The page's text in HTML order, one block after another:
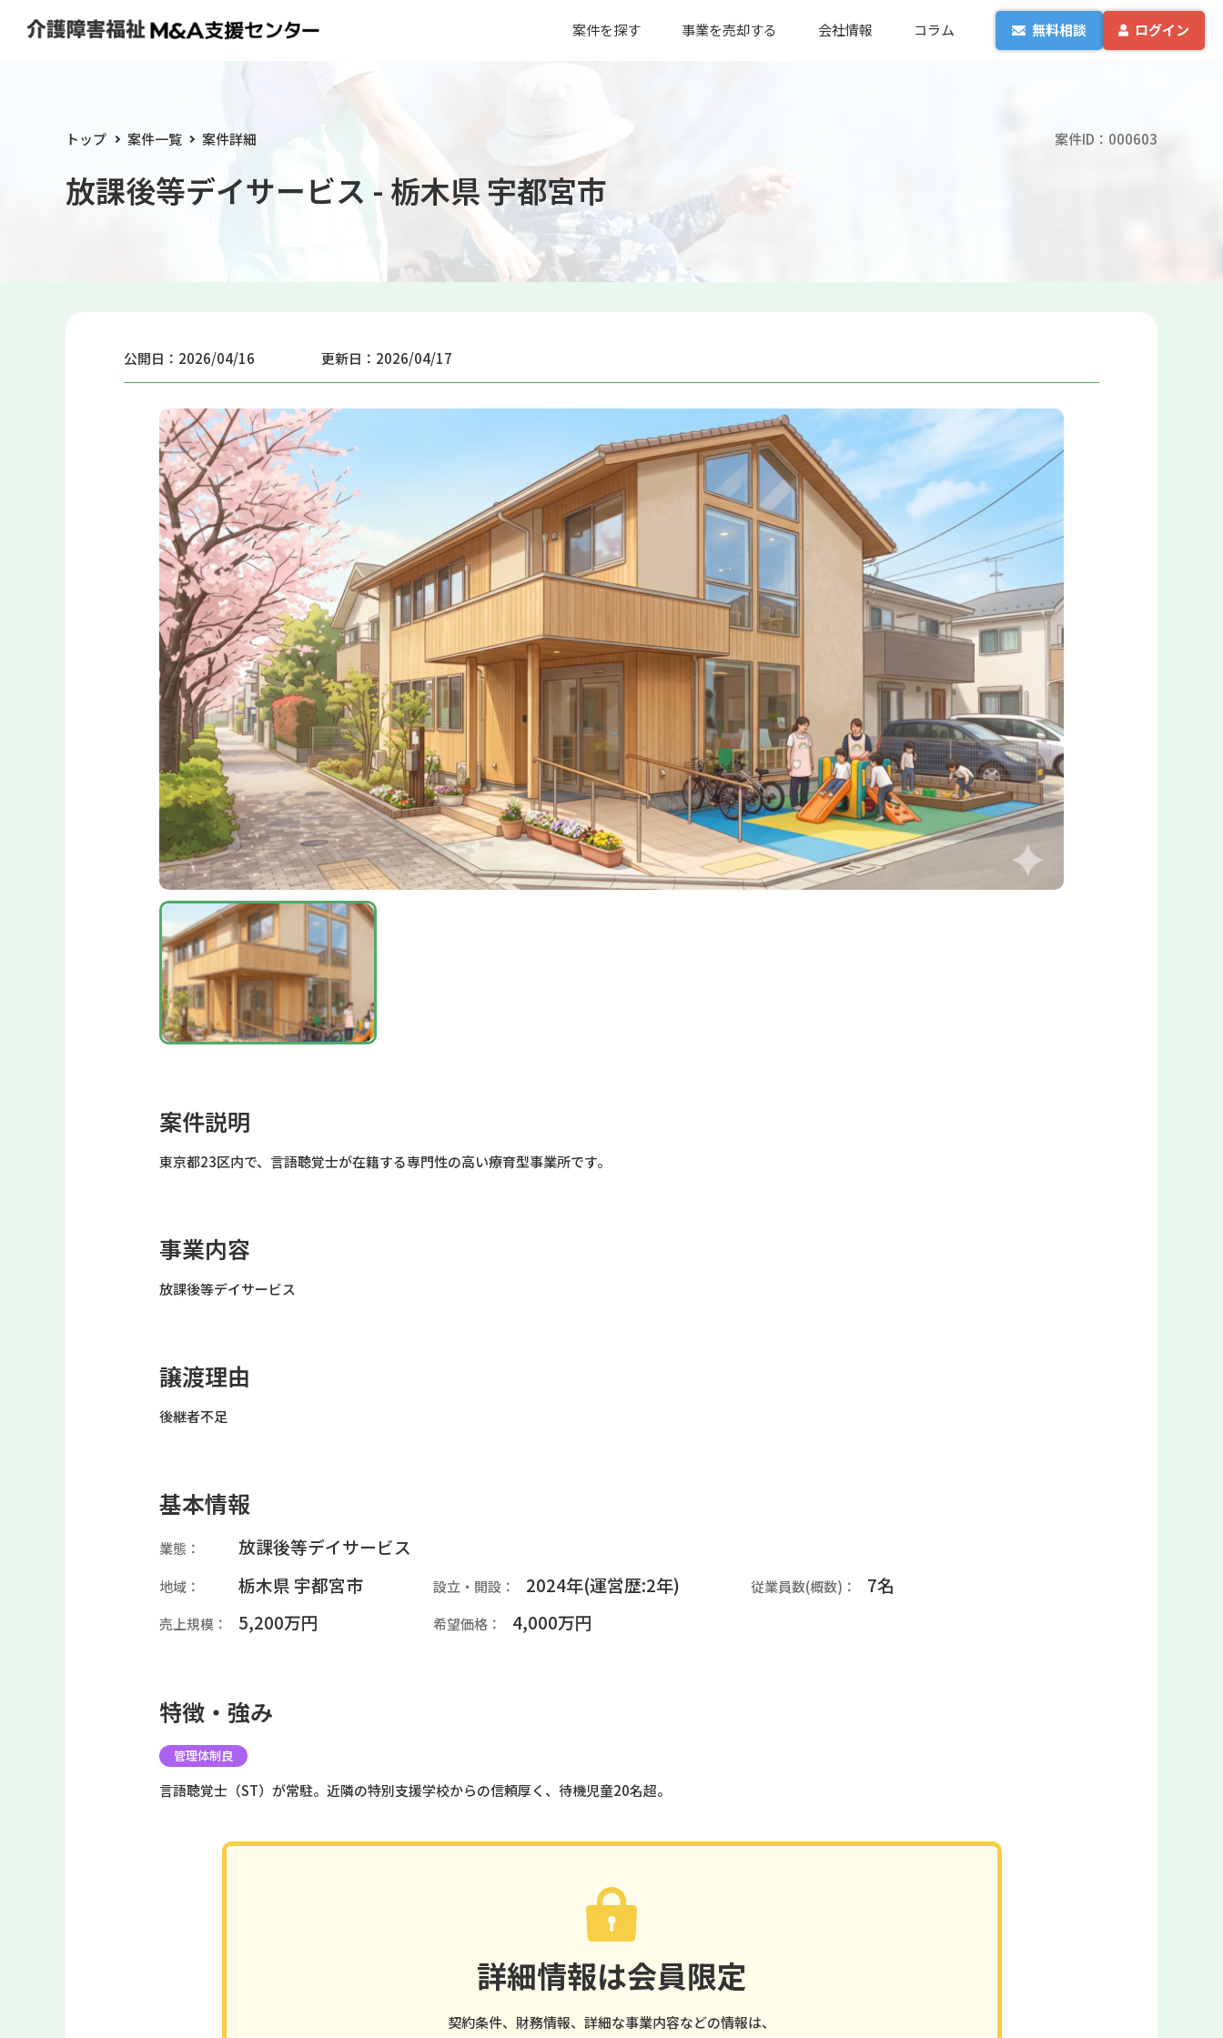
案件を探す 事業を売却する 会社情報 コラム 無料相談 ログイン
トップ 案件一覧 案件詳細 案件ID：000603
放課後等デイサービス - 栃木県 宇都宮市
公開日：2026/04/16 更新日：2026/04/17
案件説明
東京都23区内で、言語聴覚士が在籍する専門性の高い療育型事業所です。
事業内容
放課後等デイサービス
譲渡理由
後継者不足
基本情報
業態： 放課後等デイサービス
地域： 栃木県 宇都宮市 設立・開設： 2024年(運営歴:2年) 従業員数(概数)： 7名
売上規模： 5,200万円 希望価格： 4,000万円
特徴・強み
管理体制良
言語聴覚士（ST）が常駐。近隣の特別支援学校からの信頼厚く、待機児童20名超。
詳細情報は会員限定
契約条件、財務情報、詳細な事業内容などの情報は、